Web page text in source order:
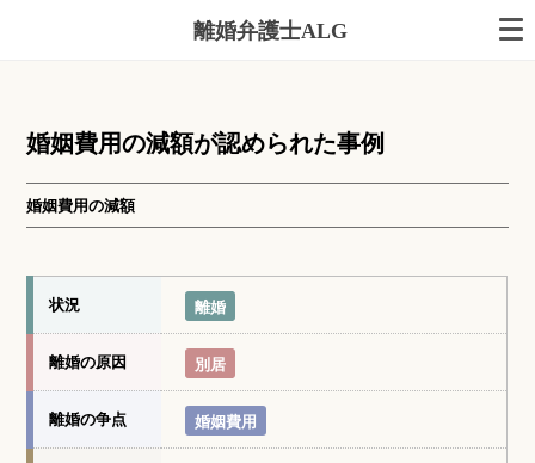
離婚弁護士ALG
婚姻費用の減額が認められた事例
婚姻費用の減額
状況 離婚
離婚の原因 別居
離婚の争点 婚姻費用